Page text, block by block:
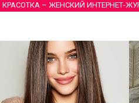
КРАСОТКА – ЖЕНСКИЙ ИНТЕРНЕТ-